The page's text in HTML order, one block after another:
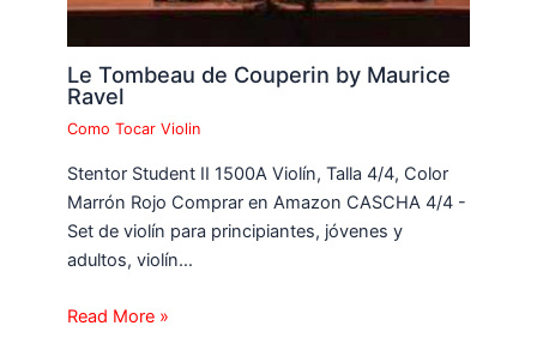
Le Tombeau de Couperin by Maurice
Ravel
Como Tocar Violin
Stentor Student II 1500A Violín, Talla 4/4, Color
Marrón Rojo Comprar en Amazon CASCHA 4/4 -
Set de violín para principiantes, jóvenes y
adultos, violín…
Read More »